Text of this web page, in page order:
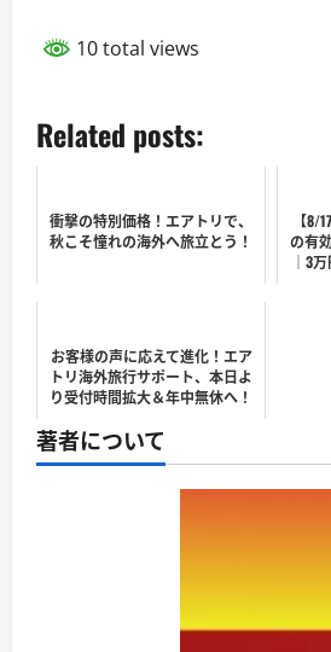
10 total views
Related posts:
衝撃の特別価格！エアトリで、
秋こそ憧れの海外へ旅立とう！
【8/
の有
｜3
お客様の声に応えて進化！エア
トリ海外旅行サポート、本日よ
り受付時間拡大＆年中無休へ！
著者について